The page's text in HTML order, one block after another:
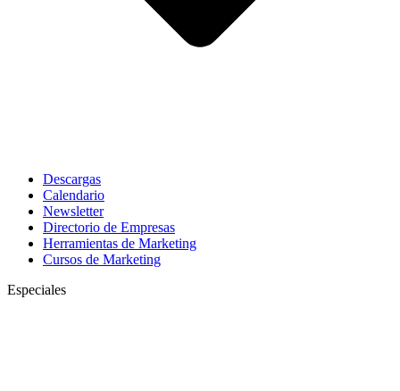
Descargas
Calendario
Newsletter
Directorio de Empresas
Herramientas de Marketing
Cursos de Marketing
Especiales